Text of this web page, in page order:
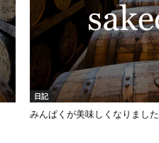
日記
みんぱくが美味しくなりました